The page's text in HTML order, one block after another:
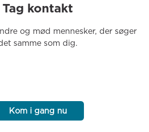
Tag kontakt
og mød mennesker, der søger
samme som dig.
Kom i gang nu